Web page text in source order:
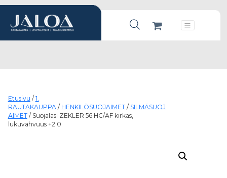
Products search
Päävalikko
Etusivu / 1.
RAUTAKAUPPA/ HENKILÖSUOJAIMET/ SILMÄSUOJ
AIMET/ Suojalasi ZEKLER 56 HC/AF kirkas,
lukuvahvuus +2.0